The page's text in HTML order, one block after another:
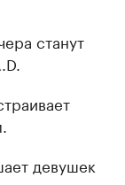
станут
девушек